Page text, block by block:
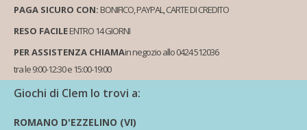
PAGA SICURO CON: BONIFICO, PAYPAL, CARTE DI CREDITO
RESO FACILEENTRO 14 GIORNI
PER ASSISTENZA CHIAMAin negozio allo 0424 512036
tra le 9:00-12:30 e 15:00-19:00
Giochi di Clem lo trovi a:
ROMANO D'EZZELINO (VI)